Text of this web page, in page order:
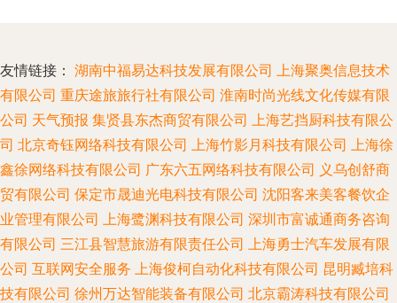
友情链接： 湖南中福易达科技发展有限公司 上海聚奥信息技术
有限公司 重庆途旅旅行社有限公司 淮南时尚光线文化传媒有限
公司 天气预报 集贤县东杰商贸有限公司 上海艺挡厨科技有限公
司 北京奇钰网络科技有限公司 上海竹影月科技有限公司 上海徐
鑫徐网络科技有限公司 广东六五网络科技有限公司 义乌创舒商
贸有限公司 保定市晟迪光电科技有限公司 沈阳客来美客餐饮企
业管理有限公司 上海鹭渊科技有限公司 深圳市富诚通商务咨询
有限公司 三江县智慧旅游有限责任公司 上海勇士汽车发展有限
公司 互联网安全服务 上海俊柯自动化科技有限公司 昆明臧培科
技有限公司 徐州万达智能装备有限公司 北京霸涛科技有限公司